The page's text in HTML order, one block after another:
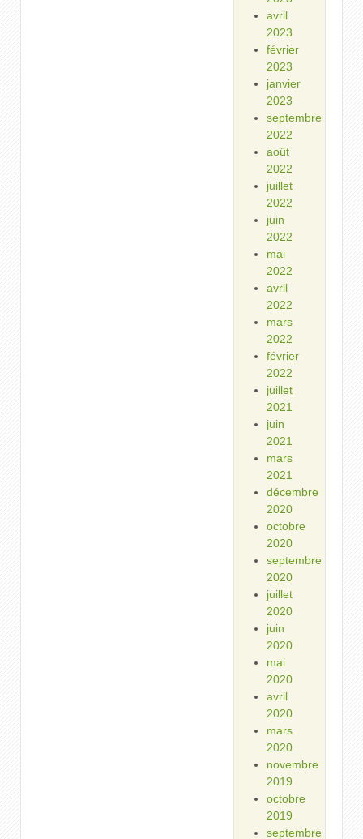
avril
2023
février
2023
janvier
2023
septembre
2022
août
2022
juillet
2022
juin
2022
mai
2022
avril
2022
mars
2022
février
2022
juillet
2021
juin
2021
mars
2021
décembre
2020
octobre
2020
septembre
2020
juillet
2020
juin
2020
mai
2020
avril
2020
mars
2020
novembre
2019
octobre
2019
septembre